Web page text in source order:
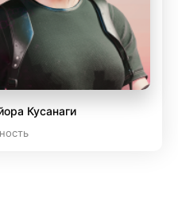
Кусанаги